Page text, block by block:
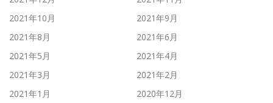
2021年10月
2021年9月
2021年8月
2021年6月
2021年5月
2021年4月
2021年3月
2021年2月
2021年1月
2020年12月